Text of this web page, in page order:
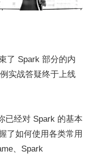
了 Spark 部分的内
实战答疑终于上线
已经对 Spark 的基本
了如何使用各类常用
、Spark